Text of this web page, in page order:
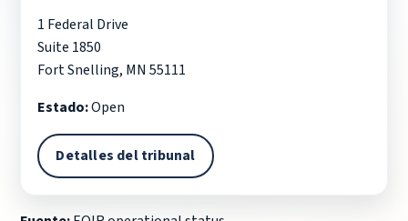
1 Federal Drive
Suite 1850
Fort Snelling, MN 55111
Estado:Open
Detalles del tribunal